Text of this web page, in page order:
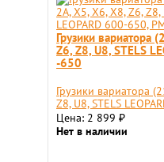
Грузики
Z6, Z8, U8, STELS
-650
Грузики вариатора
Z8, U8, STELS
Цена: 2 899 ₽
Нет в наличии